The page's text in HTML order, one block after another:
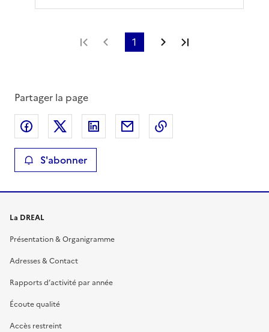
Première page
Page précédente
1 Page suivante
Partager la page
Partager sur Facebook
Partager sur XPartager sur LinkedIn
Partager par email
S'abonner
La DREAL
Présentation & Organigramme
Adresses & Contact
Rapports d’activité par année
Écoute qualité
Accès restreint